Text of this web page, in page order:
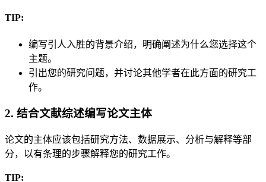
TIP:
编写引人入胜的背景介绍，明确阐述为什么您选择这个
主题。
引出您的研究问题，并讨论其他学者在此方面的研究工
作。
2. 结合文献综述编写论文主体
论文的主体应该包括研究方法、数据展示、分析与解释等部
分，以有条理的步骤解释您的研究工作。
TIP: